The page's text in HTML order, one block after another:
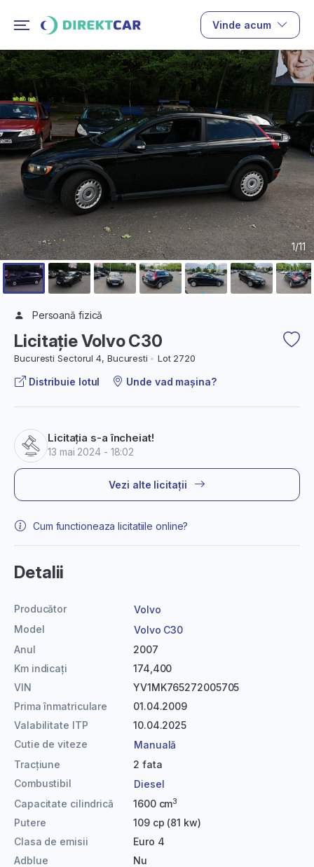
Vinde acum
Licitație Volvo C30
Bucuresti Sectorul 4, Bucuresti Lot 2720
1/11
Persoană fizică
Distribuie lotul Unde vad mașina?
Licitația s-a încheiat!
13 mai 2024 - 18:02
Vezi alte licitații
Cum functioneaza licitatiile online?
Detalii
Producător
Volvo
Model
Volvo C30
Anul
2007
Km indicați
174,400
VIN
YV1MK765272005705
Prima înmatriculare
01.04.2009
Valabilitate ITP
10.04.2025
Cutie de viteze
Manuală
Tracțiune
2 fata
Combustibil
Diesel
Capacitate cilindrică
1600 cm3
Putere
109 cp (81 kw)
Clasa de emisii
Euro 4
Adblue
Nu